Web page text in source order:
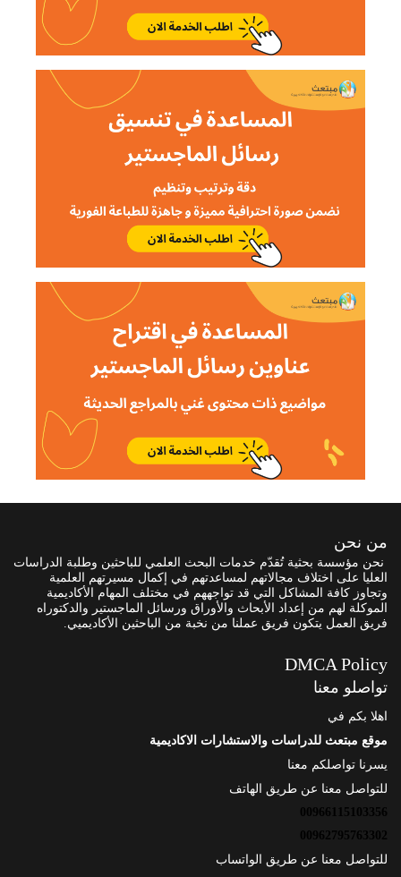
من نحن
نحن مؤسسة بحثية تُقدّم خدمات البحث العلمي للباحثين وطلبة الدراسات
العليا على اختلاف مجالاتهم لمساعدتهم في إكمال مسيرتهم العلمية
وتجاوز كافة المشاكل التي قد تواجههم في مختلف المهام الأكاديمية
الموكلة لهم من إعداد الأبحاث والأوراق ورسائل الماجستير والدكتوراه
فريق العمل يتكون فريق عملنا من نخبة من الباحثين الأكاديميي.
DMCA Policy
تواصلو معنا
اهلا بكم في
موقع مبتعث للدراسات والاستشارات الاكاديمية
يسرنا تواصلكم معنا
للتواصل معنا عن طريق الهاتف
00966115103356
00962795763302
للتواصل معنا عن طريق الواتساب